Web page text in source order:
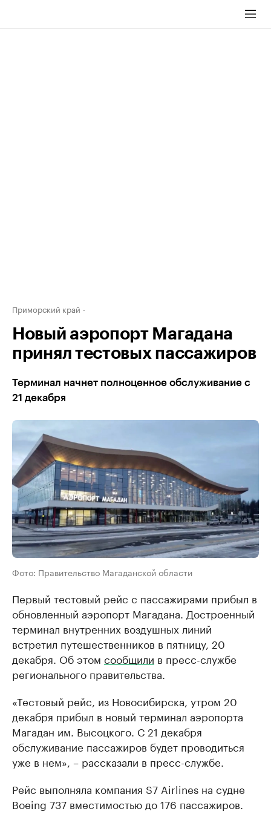
Приморский край
Новый аэропорт Магадана
принял тестовых пассажиров
Терминал начнет полноценное обслуживание с
21 декабря
Фото: Правительство Магаданской области
Первый тестовый рейс с пассажирами прибыл в
обновленный аэропорт Магадана. Достроенный
терминал внутренних воздушных линий
встретил путешественников в пятницу, 20
декабря. Об этом сообщили в пресс-службе
регионального правительства.
«Тестовый рейс, из Новосибирска, утром 20
декабря прибыл в новый терминал аэропорта
Магадан им. Высоцкого. С 21 декабря
обслуживание пассажиров будет проводиться
уже в нем», – рассказали в пресс-службе.
Рейс выполняла компания S7 Airlines на судне
Boeing 737 вместимостью до 176 пассажиров.